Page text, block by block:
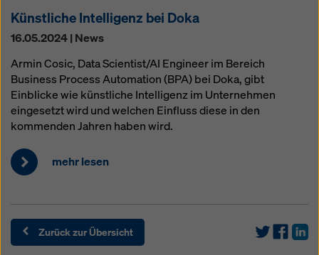
Künstliche Intelligenz bei Doka
16.05.2024 | News
Armin Cosic, Data Scientist/AI Engineer im Bereich
Business Process Automation (BPA) bei Doka, gibt
Einblicke wie künstliche Intelligenz im Unternehmen
eingesetzt wird und welchen Einfluss diese in den
kommenden Jahren haben wird.
mehr lesen
Zurück zur Übersicht